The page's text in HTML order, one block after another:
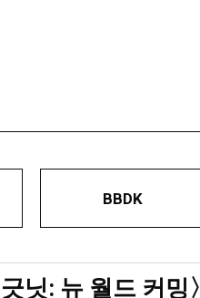
BBDK
닛: 뉴 월드 커밍〉